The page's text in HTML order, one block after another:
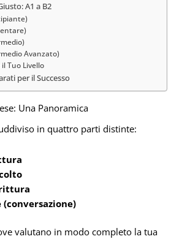
A1 a B2
Avanzato)
Tuo Livello
per il Successo
Una Panoramica
in quattro parti distinte:
(conversazione)
valutano in modo completo la tua